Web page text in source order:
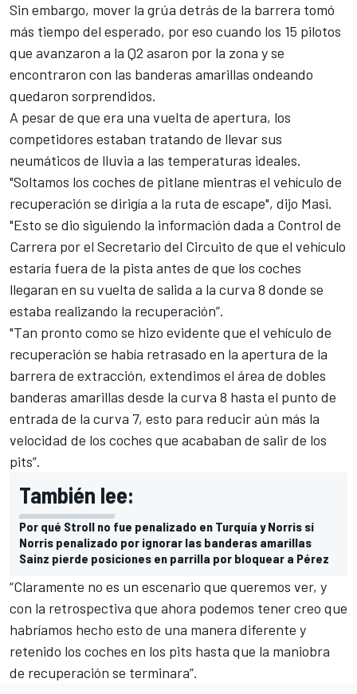
Sin embargo, mover la grúa detrás de la barrera tomó
más tiempo del esperado, por eso cuando los 15 pilotos
que avanzaron a la Q2 asaron por la zona y se
encontraron con las banderas amarillas ondeando
quedaron sorprendidos.
A pesar de que era una vuelta de apertura, los
competidores estaban tratando de llevar sus
neumáticos de lluvia a las temperaturas ideales.
"Soltamos los coches de pitlane mientras el vehículo de
recuperación se dirigía a la ruta de escape", dijo Masi.
"Esto se dio siguiendo la información dada a Control de
Carrera por el Secretario del Circuito de que el vehículo
estaría fuera de la pista antes de que los coches
llegaran en su vuelta de salida a la curva 8 donde se
estaba realizando la recuperación”.
"Tan pronto como se hizo evidente que el vehículo de
recuperación se había retrasado en la apertura de la
barrera de extracción, extendimos el área de dobles
banderas amarillas desde la curva 8 hasta el punto de
entrada de la curva 7, esto para reducir aún más la
velocidad de los coches que acababan de salir de los
pits”.
También lee:
Por qué Stroll no fue penalizado en Turquía y Norris sí
Norris penalizado por ignorar las banderas amarillas
Sainz pierde posiciones en parrilla por bloquear a Pérez
“Claramente no es un escenario que queremos ver, y
con la retrospectiva que ahora podemos tener creo que
habríamos hecho esto de una manera diferente y
retenido los coches en los pits hasta que la maniobra
de recuperación se terminara”.